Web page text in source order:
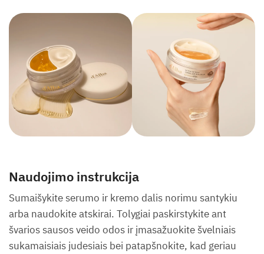
Naudojimo instrukcija
Sumaišykite serumo ir kremo dalis norimu santykiu
arba naudokite atskirai. Tolygiai paskirstykite ant
švarios sausos veido odos ir įmasažuokite švelniais
sukamaisiais judesiais bei patapšnokite, kad geriau